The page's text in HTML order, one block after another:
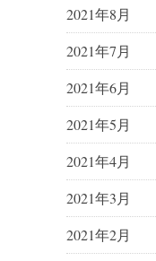
2021年8月
2021年7月
2021年6月
2021年5月
2021年4月
2021年3月
2021年2月